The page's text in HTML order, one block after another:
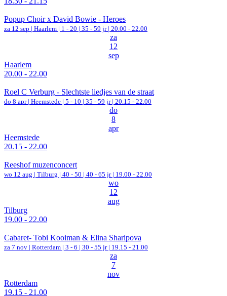
Popup Choir x David Bowie - Heroes
za 12 sep | Haarlem | 1 - 20 | 35 - 59 jr | 20.00 - 22.00
za
12
sep
Haarlem
20.00 - 22.00
Roel C Verburg - Slechtste liedjes van de straat
do 8 apr | Heemstede | 5 - 10 | 35 - 59 jr | 20.15 - 22.00
do
8
apr
Heemstede
20.15 - 22.00
Reeshof muzenconcert
wo 12 aug | Tilburg | 40 - 50 | 40 - 65 jr | 19.00 - 22.00
wo
12
aug
Tilburg
19.00 - 22.00
Cabaret- Tobi Kooiman & Elina Sharipova
za 7 nov | Rotterdam | 3 - 6 | 30 - 55 jr | 19.15 - 21.00
za
7
nov
Rotterdam
19.15 - 21.00